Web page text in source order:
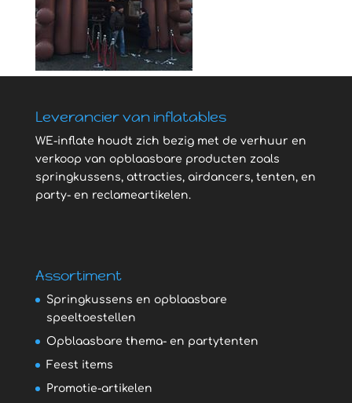
Leverancier van inflatables
WE-inflate houdt zich bezig met de verhuur en
verkoop van opblaasbare producten zoals
springkussens, attracties, airdancers, tenten, en
party- en reclameartikelen.
Assortiment
Springkussens en opblaasbare
speeltoestellen
Opblaasbare thema- en partytenten
Feest items
Promotie-artikelen